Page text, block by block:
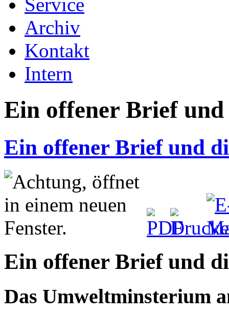
Archiv
Kontakt
Intern
Ein offener Brief
Ein offener Brief und
Ein offener Brief und
Das Umweltminsterium